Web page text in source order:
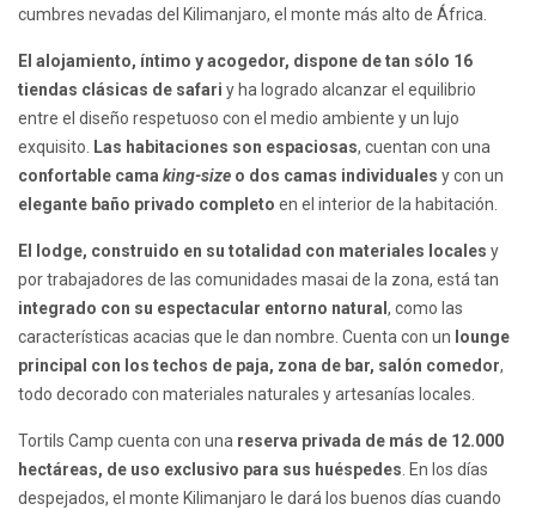
cumbres nevadas del Kilimanjaro, el monte más alto de África.
El alojamiento, íntimo y acogedor, dispone de tan sólo 16
tiendas clásicas de safari y ha logrado alcanzar el equilibrio
entre el diseño respetuoso con el medio ambiente y un lujo
exquisito. Las habitaciones son espaciosas, cuentan con una
confortable cama king-size o dos camas individuales y con un
elegante baño privado completo en el interior de la habitación.
El lodge, construido en su totalidad con materiales locales y
por trabajadores de las comunidades masai de la zona, está tan
integrado con su espectacular entorno natural , como las
características acacias que le dan nombre. Cuenta con un lounge
principal con los techos de paja, zona de bar, salón comedor,
todo decorado con materiales naturales y artesanías locales.
Tortils Camp cuenta con una reserva privada de más de 12.000
hectáreas, de uso exclusivo para sus huéspedes. En los días
despejados, el monte Kilimanjaro le dará los buenos días cuando